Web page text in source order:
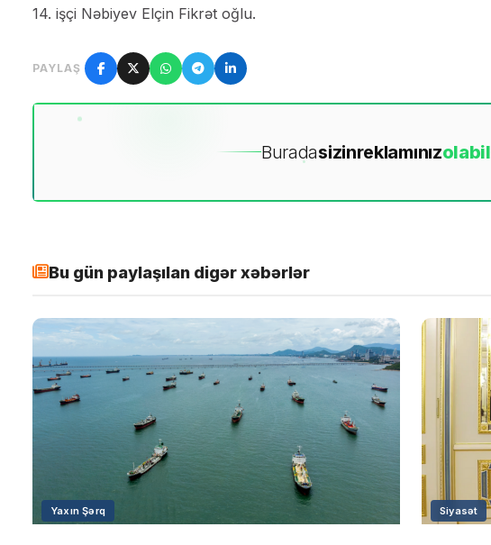
14. işçi Nəbiyev Elçin Fikrət oğlu.
PAYLAŞ
Buradasizinreklamınızola
Bu gün paylaşılan digər xəbərlər
Yaxın Şərq Siyasət